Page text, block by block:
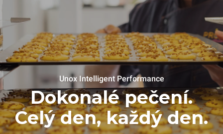
Unox Intelligent Performance
Dokonalé pečení.
Celý den, každý den.